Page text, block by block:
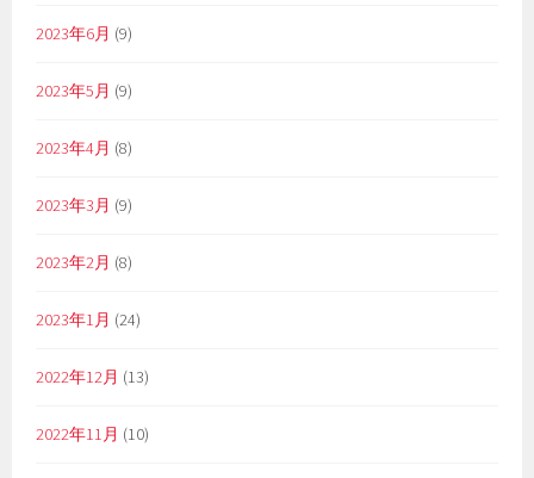
2023年6月 (9)
2023年5月 (9)
2023年4月 (8)
2023年3月 (9)
2023年2月 (8)
2023年1月 (24)
2022年12月 (13)
2022年11月 (10)